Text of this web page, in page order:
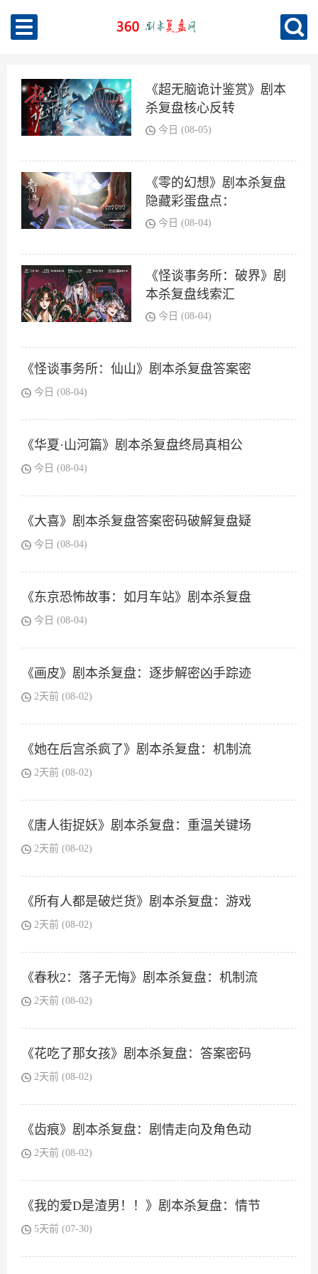
《超无脑诡计鉴赏》剧本
杀复盘核心反转
今日 (08-05)
《零的幻想》剧本杀复盘
隐藏彩蛋盘点：
今日 (08-04)
《怪谈事务所：破界》剧
本杀复盘线索汇
今日 (08-04)
《怪谈事务所：仙山》剧本杀复盘答案密
今日 (08-04)
《华夏·山河篇》剧本杀复盘终局真相公
今日 (08-04)
《大喜》剧本杀复盘答案密码破解复盘疑
今日 (08-04)
《东京恐怖故事：如月车站》剧本杀复盘
今日 (08-04)
《画皮》剧本杀复盘：逐步解密凶手踪迹
2天前 (08-02)
《她在后宫杀疯了》剧本杀复盘：机制流
2天前 (08-02)
《唐人街捉妖》剧本杀复盘：重温关键场
2天前 (08-02)
《所有人都是破烂货》剧本杀复盘：游戏
2天前 (08-02)
《春秋2：落子无悔》剧本杀复盘：机制流
2天前 (08-02)
《花吃了那女孩》剧本杀复盘：答案密码
2天前 (08-02)
《齿痕》剧本杀复盘：剧情走向及角色动
2天前 (08-02)
《我的爱D是渣男！！》剧本杀复盘：情节
5天前 (07-30)